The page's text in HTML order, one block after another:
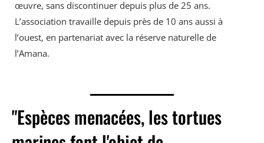
œuvre, sans discontinuer depuis plus de 25 ans.
L’association travaille depuis près de 10 ans aussi à
l’ouest, en partenariat avec la réserve naturelle de
l’Amana.
"Espèces menacées, les tortues